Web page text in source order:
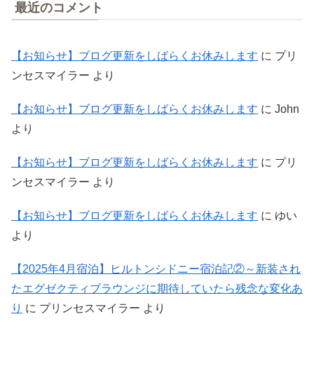
最近のコメント
【お知らせ】ブログ更新をしばらくお休みします に プリ
ンセスマイラー より
【お知らせ】ブログ更新をしばらくお休みします に John
より
【お知らせ】ブログ更新をしばらくお休みします に プリ
ンセスマイラー より
【お知らせ】ブログ更新をしばらくお休みします に ゆい
より
【2025年4月宿泊】ヒルトンシドニー宿泊記②～新装され
たエグゼクティブラウンジに期待していたら残念な変化あ
り に プリンセスマイラー より